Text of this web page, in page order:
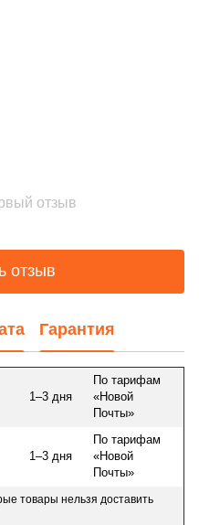
отзыв
отзыв
Гарантия
1–3 дня
По тарифам
«Новой
Почты»
1–3 дня
По тарифам
«Новой
Почты»
товары нельзя доставить